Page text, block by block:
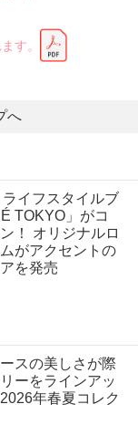
す。
へ
ライフスタイルブ
TOKYO」がコ
！ オリジナルロ
がアクセントの
を発売
スの美しさが際
ーをラインアッ
年春夏コレク